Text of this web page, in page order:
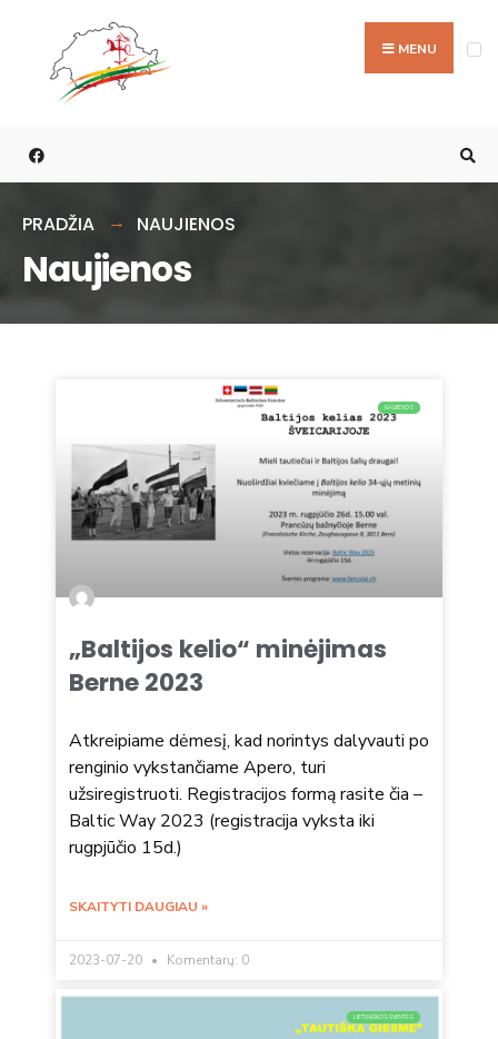
MENU
PRADŽIA NAUJIENOS
Naujienos
NAUJIENOS
„Baltijos kelio“ minėjimas
Berne 2023
Atkreipiame dėmesį, kad norintys dalyvauti po
renginio vykstančiame Apero, turi
užsiregistruoti. Registracijos formą rasite čia –
Baltic Way 2023 (registracija vyksta iki
rugpjūčio 15d.)
SKAITYTI DAUGIAU »
2023-07-20 Komentarų: 0
LIETUVIŠKOS ŠVENTĖS